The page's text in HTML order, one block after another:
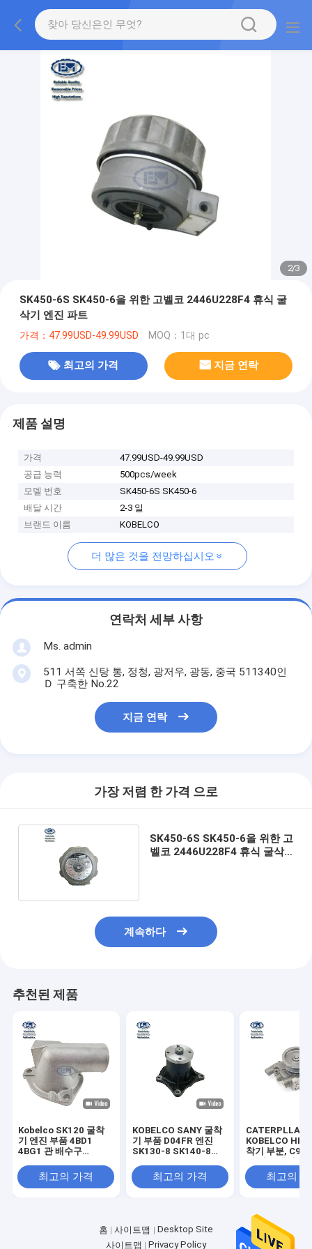
2/3
SK450-6S SK450-6을 위한 고벨코 2446U228F4 휴식 굴
삭기 엔진 파트
가격：47.99USD-49.99USD MOQ：1대 pc
최고의 가격 지금 연락
제품 설명
가격
47.99USD-49.99USD
공급 능력
500pcs/week
모델 번호
SK450-6S SK450-6
배달 시간
2-3 일
브랜드 이름
KOBELCO
더 많은 것을 전망하십시오
연락처 세부 사항
Ms. admin
511 서쪽 신탕 통, 정청, 광저우, 광동, 중국 511340인
Ｄ 구축한 No.22
지금 연락
가장 저렴 한 가격 으로
SK450-6S SK450-6을 위한 고
벨코 2446U228F4 휴식 굴삭
계속하다
추천된 제품
Kobelco SK120 굴착
기 엔진 부품 4BD1
4BG1 관 배수구
VI5137130481 5-
13713048-1 513713-
최고의 가격
KOBELCO SANY 굴착
기 부품 D04FR 엔진
SK130-8 SK140-8
SK115SR-2E 워터 펌
프 부품 번호
최고의 가격
CATERPLLAR
KOBELCO
착기 부분, C9
최고의
홈 사이트맵
Desktop Site
사이트맵
Privacy Policy